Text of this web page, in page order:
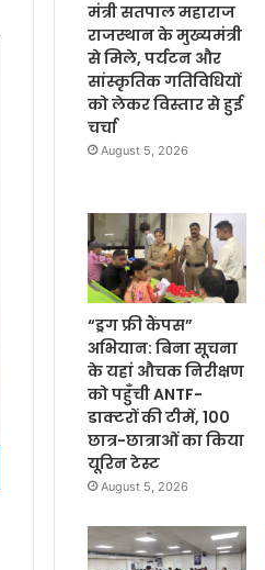
मंत्री सतपाल महाराज
राजस्थान के मुख्यमंत्री
से मिले, पर्यटन और
सांस्कृतिक गतिविधियों
को लेकर विस्तार से हुई
चर्चा
August 5, 2026
“ड्रग फ्री कैंपस”
अभियान: बिना सूचना
के यहां औचक निरीक्षण
को पहुँची ANTF-
डाक्टरों की टीमें, 100
छात्र-छात्राओं का किया
यूरिन टेस्ट
August 5, 2026